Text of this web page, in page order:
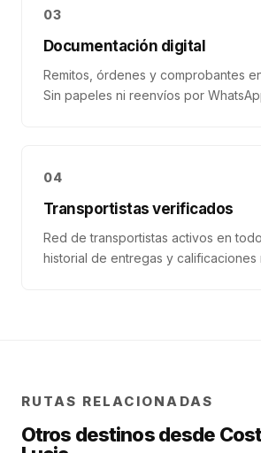
03
Documentación digital
Remitos, órdenes y comprobantes
Sin papeles ni reenvíos por
04
Transportistas verificados
Red de transportistas activos en
historial de entregas y calificaciones
RUTAS RELACIONADAS
Otros destinos desde